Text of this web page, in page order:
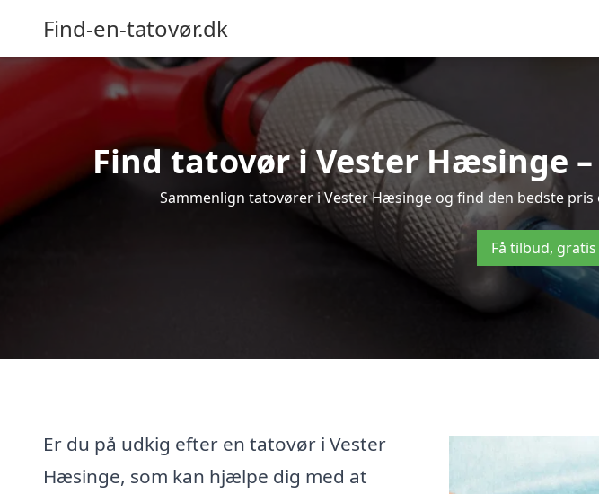
Find-en-tatovør.dk
Find tatovør i Vester Hæsinge
Sammenlign tatovører i Vester Hæsinge og find den bedste
Få tilbud,
Er du på udkig efter en tatovør i Vester
Hæsinge, som kan hjælpe dig med at